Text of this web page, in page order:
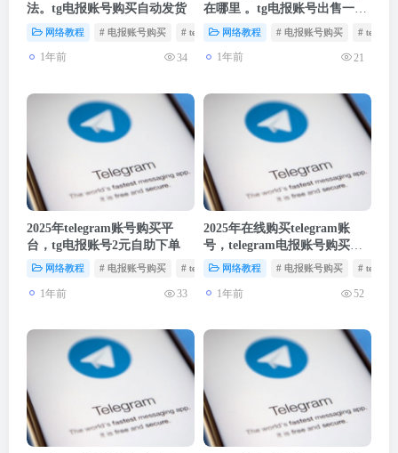
法。tg电报账号购买自动发货
网络教程 # 电报账号购买 # telegram账号 # 纸飞机账号购买
1年前 34
在哪里 。tg电报账号出售一人
一号网络教程 # 电报账号购买 #
1年前 21
2025年telegram账号购买平
台，tg电报账号2元自助下单
网络教程 # 电报账号购买 # telegram账号 # 纸飞机账号购买
1年前 33
2025年在线购买telegram账
号，telegram电报账号购买商
城
网络教程 # 电报账号购买 #
1年前 52